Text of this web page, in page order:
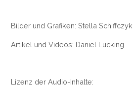
Bilder und Grafiken: Stella Schiffczyk
Artikel und Videos: Daniel Lücking
Lizenz der Audio-Inhalte: